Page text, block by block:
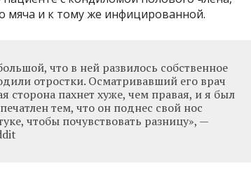
мяча и к тому же инфицированной.
что в ней развилось собственное
отростки. Осматривавший его врач
сторона пахнет хуже, чем правая, и я был
тем, что он поднес свой нос
чтобы почувствовать разницу», —